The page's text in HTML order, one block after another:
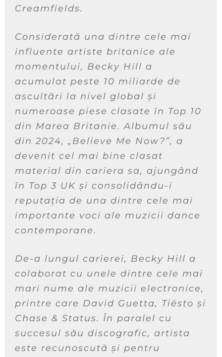
Creamfields.
Considerată una dintre cele mai
influente artiste britanice ale
momentului, Becky Hill a
acumulat peste 10 miliarde de
ascultări la nivel global și
numeroase piese clasate în Top 10
din Marea Britanie. Albumul său
din 2024, „Believe Me Now?”, a
devenit cel mai bine clasat
material din cariera sa, ajungând
în Top 3 UK și consolidându-i
reputația de una dintre cele mai
importante voci ale muzicii dance
contemporane.
De-a lungul carierei, Becky Hill a
colaborat cu unele dintre cele mai
mari nume ale muzicii electronice,
printre care David Guetta, Tiësto și
Chase & Status. În paralel cu
succesul său discografic, artista
este recunoscută și pentru